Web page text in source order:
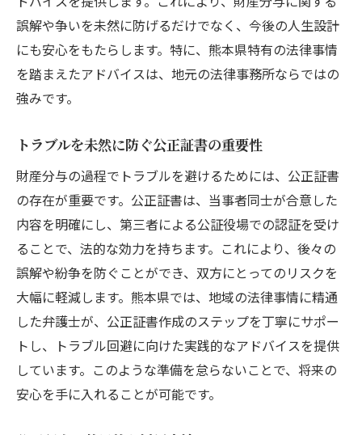
誤解や争いを未然に防げるだけでなく、今後の人生設計
にも安心をもたらします。特に、熊本県特有の法律事情
を踏まえたアドバイスは、地元の法律事務所ならではの
強みです。
トラブルを未然に防ぐ公正証書の重要性
財産分与の過程でトラブルを避けるためには、公正証書
の存在が重要です。公正証書は、当事者同士が合意した
内容を明確にし、第三者による公証役場での認証を受け
ることで、法的な効力を持ちます。これにより、後々の
誤解や紛争を防ぐことができ、双方にとってのリスクを
大幅に軽減します。熊本県では、地域の法律事情に精通
した弁護士が、公正証書作成のステップを丁寧にサポー
トし、トラブル回避に向けた実践的なアドバイスを提供
しています。このような準備を怠らないことで、将来の
安心を手に入れることが可能です。